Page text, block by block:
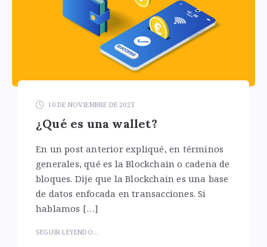
10 DE NOVIEMBRE DE 2023
¿Qué es una wallet?
En un post anterior expliqué, en términos
generales, qué es la Blockchain o cadena de
bloques. Dije que la Blockchain es una base
de datos enfocada en transacciones. Si
hablamos […]
SEGUIR LEYENDO...